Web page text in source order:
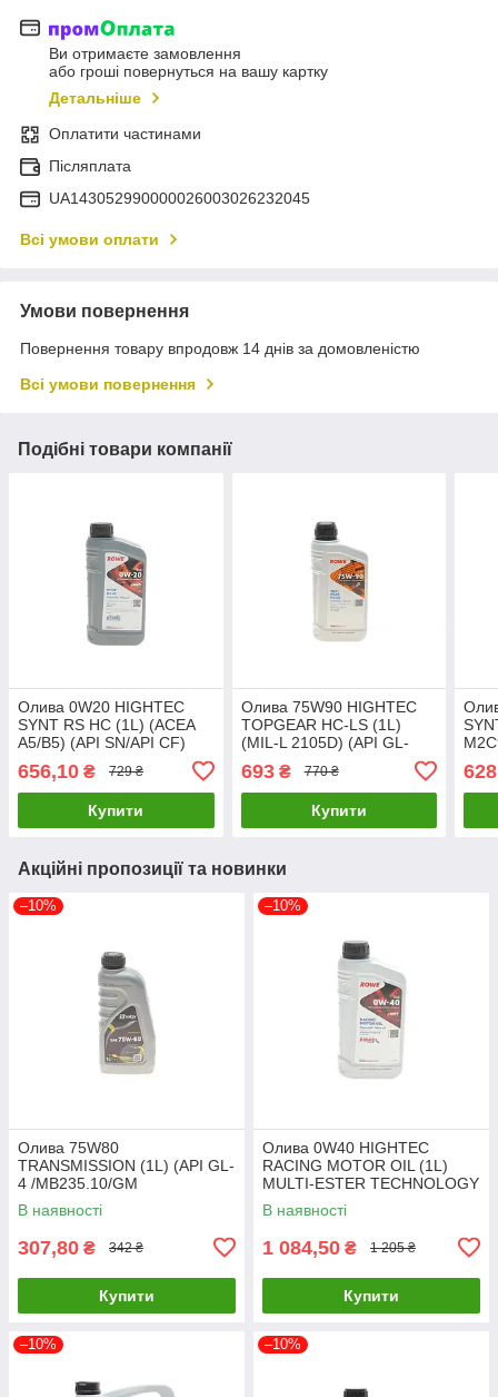
Ви отримаєте замовлення
або гроші повернуться на вашу картку
Детальніше
Оплатити частинами
Післяплата
UA143052990000026003026232045
Всі умови оплати
Умови повернення
Повернення товару впродовж 14 днів за домовленістю
Всі умови повернення
Подібні товари компанії
Олива 0W20 HIGHTEC
SYNT RS HC (1L) (ACEA
A5/B5) (API SN/API CF)
UA61
656,10 ₴ 729 ₴
Купити
Олива 75W90 HIGHTEC
TOPGEAR HC-LS (1L)
(MIL-L 2105D) (API GL-
25004-0010-99 UA61
693₴ 770 ₴
Купити
(API
99
Акційні пропозиції та новинки
–10%
Олива 75W80
TRANSMISSION (1L) (API GL-
4 /MB235.10/GM
1940182/FORD WSD
M2C200-D) SOLGY 504035
В наявності
307,80 ₴ 342 ₴
Купити
–10%
Олива 0W40 HIGHTEC
RACING MOTOR OIL (1L)
MULTI-ESTER TECHNOLOGY
ROWE 20092-0010-99 UA61
В наявності
1 084,50 ₴ 1 205 ₴
Купити
–10% –10%